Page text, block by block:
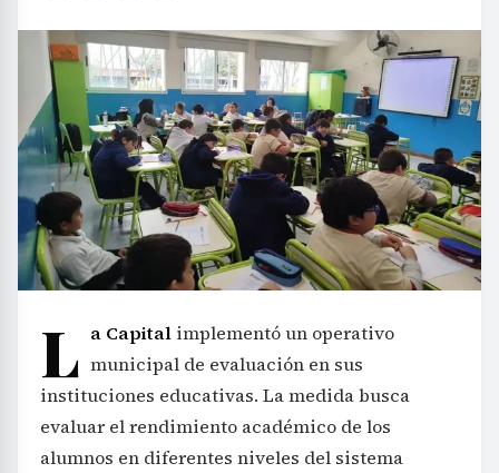
L a Capital implementó un operativo
municipal de evaluación en sus
instituciones educativas. La medida busca
evaluar el rendimiento académico de los
alumnos en diferentes niveles del sistema